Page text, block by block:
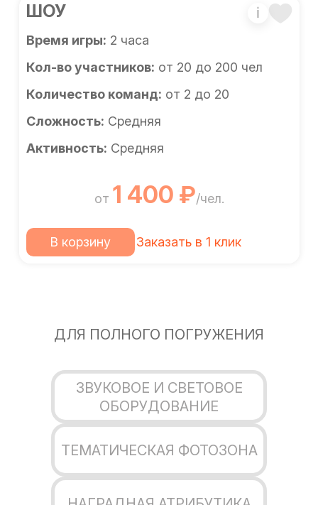
ШОУ i
Время игры: 2 часа
Кол-во участников: от 20 до 200 чел
Количество команд: от 2 до 20
Сложность: Средняя
Активность: Средняя
от 1 400 ₽/чел.
В корзину Заказать в 1 клик
ДЛЯ ПОЛНОГО ПОГРУЖЕНИЯ
ЗВУКОВОЕ И СВЕТОВОЕ
ОБОРУДОВАНИЕ
ТЕМАТИЧЕСКАЯ ФОТОЗОНА